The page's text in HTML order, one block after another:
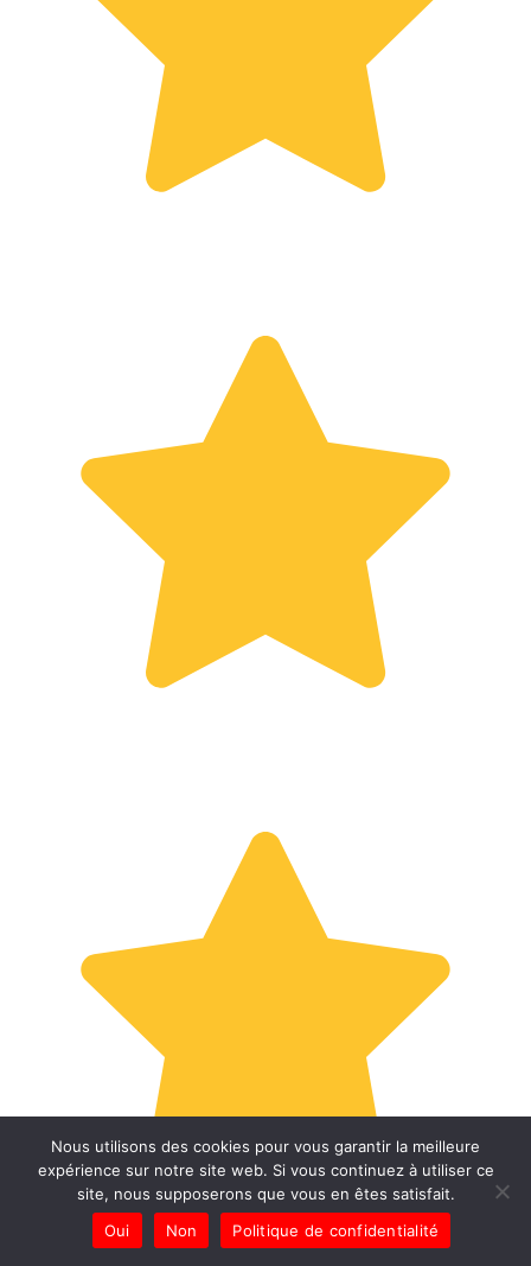
Nous utilisons des cookies pour vous garantir la meilleure
expérience sur notre site web. Si vous continuez à utiliser ce
site, nous supposerons que vous en êtes satisfait.
Oui
Non Politique de confidentialité